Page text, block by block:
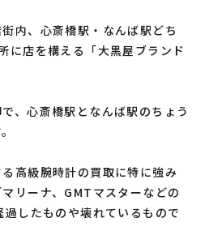
内、心斎橋駅・なんば駅どち
に店を構える「大黒屋ブランド
、心斎橋駅となんば駅のちょう
高級腕時計の買取に特に強み
リーナ、GMTマスターなどの
したものや壊れているもので